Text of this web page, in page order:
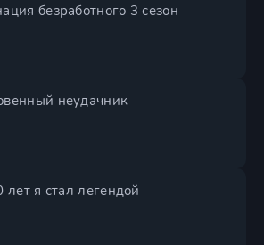
безработного 3 сезон
неудачник
лет я стал легендой